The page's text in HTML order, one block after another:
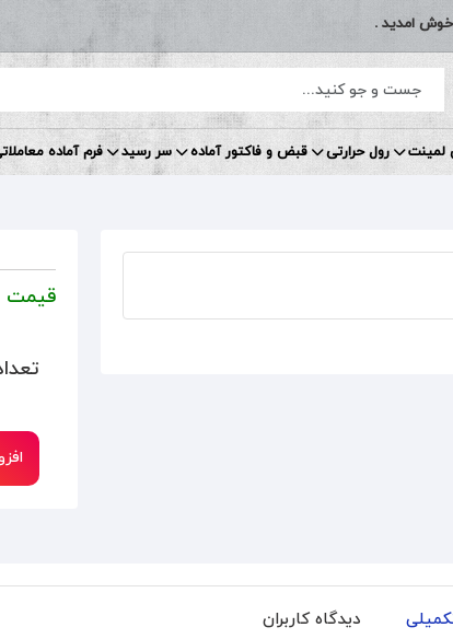
امدید .
لمینت رول حرارتی قبض و فاکتور آماده سر رسید فرم آماده
قیمت
دیدگاه کاربران